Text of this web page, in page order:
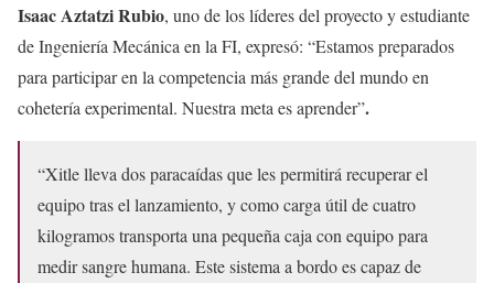
Isaac Aztatzi Rubio, uno de los líderes del proyecto y estudiante
de Ingeniería Mecánica en la FI, expresó: “Estamos preparados
para participar en la competencia más grande del mundo en
cohetería experimental. Nuestra meta es aprender”.
“Xitle lleva dos paracaídas que les permitirá recuperar el
equipo tras el lanzamiento, y como carga útil de cuatro
kilogramos transporta una pequeña caja con equipo para
medir sangre humana. Este sistema a bordo es capaz de